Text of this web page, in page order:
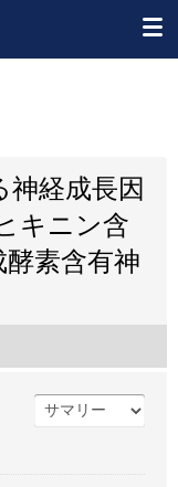
神経成長因
キニン含
素含有神